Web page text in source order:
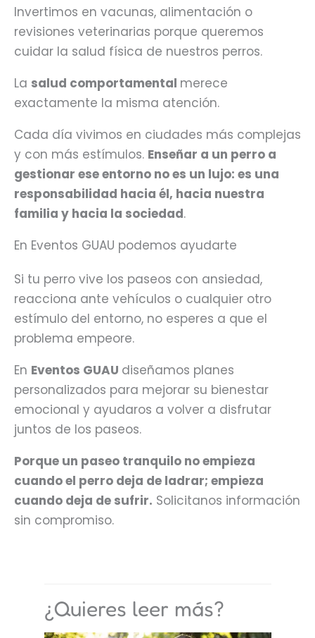
Invertimos en vacunas, alimentación o
revisiones veterinarias porque queremos
cuidar la salud física de nuestros perros.
La salud comportamental merece
exactamente la misma atención.
Cada día vivimos en ciudades más complejas
y con más estímulos. Enseñar a un perro a
gestionar ese entorno no es un lujo: es una
responsabilidad hacia él, hacia nuestra
familia y hacia la sociedad.
En Eventos GUAU podemos ayudarte
Si tu perro vive los paseos con ansiedad,
reacciona ante vehículos o cualquier otro
estímulo del entorno, no esperes a que el
problema empeore.
En Eventos GUAU diseñamos planes
personalizados para mejorar su bienestar
emocional y ayudaros a volver a disfrutar
juntos de los paseos.
Porque un paseo tranquilo no empieza
cuando el perro deja de ladrar; empieza
cuando deja de sufrir. Solicitanos información
sin compromiso.
¿Quieres leer más?